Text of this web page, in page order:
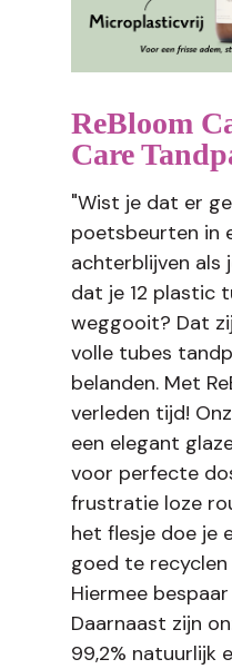
ReBloom
Care
"Wist je dat er
poetsbeurten in
achterblijven als
dat je 12 plastic
weggooit? Dat
volle tubes
belanden. Met
verleden tijd!
een elegant
voor perfecte
frustratie loze
het flesje doe je
goed te
Hiermee
Daarnaast zijn
99,2% natuurlijk